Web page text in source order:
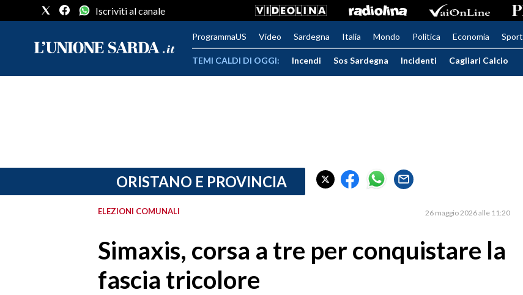
PROVINCIA DI CAGLIARI
Iscriviti al canale
ProgrammaUS Video Sardegna Italia Mondo Politica Economia Sport
TEMI CALDI DI OGGI: Incendi Sos Sardegna Incidenti Cagliari Calcio
ORISTANO E PROVINCIA
ELEZIONI COMUNALI 26 maggio 2026 alle 11:20
Simaxis, corsa a tre per conquistare la
fascia tricolore